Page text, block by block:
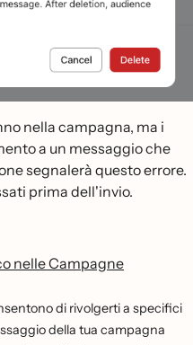
nella campagna, ma i
a un messaggio che
segnalerà questo errore.
prima dell'invio.
nelle Campagne
di rivolgerti a specifici
della tua campagna